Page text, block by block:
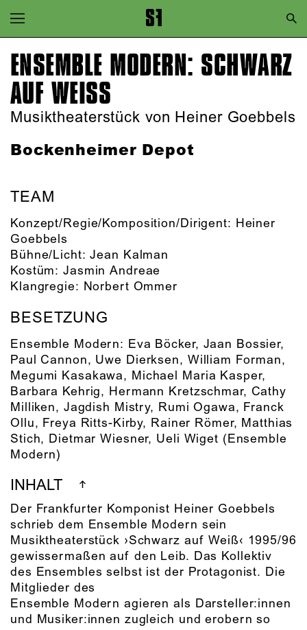
Zur Hauptnavigation springen
Zum Hauptinhalt springen
Zum Footer springen
ENSEMBLE MODERN: SCHWARZ
AUF WEISS
Musiktheaterstück von Heiner Goebbels
Bockenheimer Depot
TEAM
Konzept/Regie/Komposition/Dirigent: Heiner
Goebbels
Bühne/Licht:Jean Kalman
Kostüm:Jasmin Andreae
Klangregie: Norbert Ommer
BESETZUNG
Ensemble Modern: Eva Böcker, Jaan Bossier,
Paul Cannon, Uwe Dierksen, William Forman,
Megumi Kasakawa, Michael Maria Kasper,
Barbara Kehrig, Hermann Kretzschmar, Cathy
Milliken, Jagdish Mistry, Rumi Ogawa, Franck
Ollu, Freya Ritts-Kirby, Rainer Römer, Matthias
Stich, Dietmar Wiesner, Ueli Wiget (Ensemble
Modern)
INHALT
Der Frankfurter Komponist Heiner Goebbels
schrieb dem Ensemble Modern sein
Musiktheaterstück ›Schwarz auf Weiß‹ 1995/96
gewissermaßen auf den Leib. Das Kollektiv
des Ensembles selbst ist der Protagonist. Die
Mitglieder des
Ensemble Modern agieren als Darsteller:innen
und Musiker:innen zugleich und erobern so